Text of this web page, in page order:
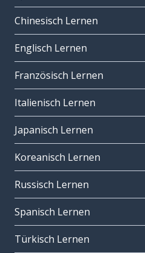
Chinesisch Lernen
Englisch Lernen
Französisch Lernen
Italienisch Lernen
Japanisch Lernen
Koreanisch Lernen
Russisch Lernen
Spanisch Lernen
Türkisch Lernen